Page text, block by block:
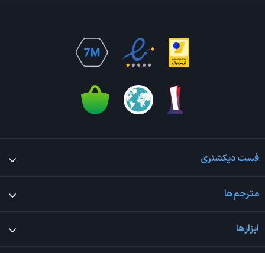
فست دیکشنری
مترجم‌ها
ابزارها